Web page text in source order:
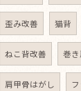
歪み改善 猫背
ねこ背改善 巻き
肩甲骨はがし